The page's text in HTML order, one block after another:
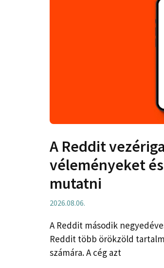
A Reddit
véleményeket
mutatni
2026.08.06.
A Reddit második
Reddit több örökzöld
számára. A cég azt